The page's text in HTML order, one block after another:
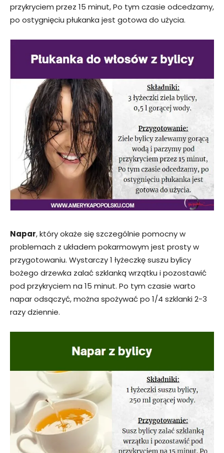
przykryciem przez 15 minut, Po tym czasie odcedzamy,
po ostygnięciu płukanka jest gotowa do użycia.
Napar, który okaże się szczególnie pomocny w
problemach z układem pokarmowym jest prosty w
przygotowaniu. Wystarczy 1 łyżeczkę suszu bylicy
bożego drzewka zalać szklanką wrzątku i pozostawić
pod przykryciem na 15 minut. Po tym czasie warto
napar odsączyć, można spożywać po 1/4 szklanki 2-3
razy dziennie.